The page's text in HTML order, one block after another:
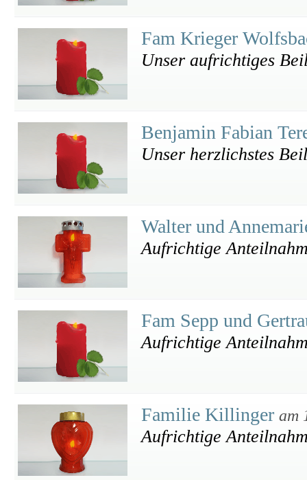
Fam Krieger
Unser aufrichtiges
Benjamin Fabian
Unser herzlichstes
Walter und
Aufrichtige
Fam Sepp und
Aufrichtige
Familie Killinger am
Aufrichtige